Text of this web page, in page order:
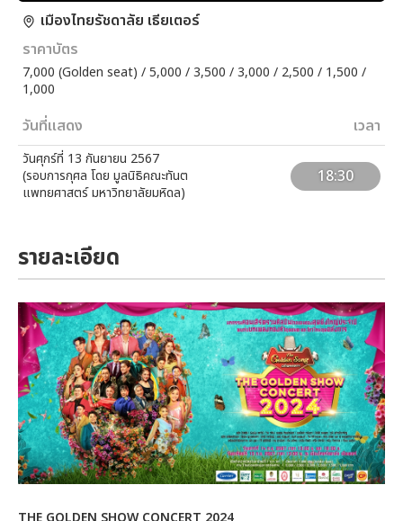
เมืองไทยรัชดาลัย เธียเตอร์
ราคาบัตร
7,000 (Golden seat) / 5,000 / 3,500 / 3,000 / 2,500 / 1,500 /
1,000
วันที่แสดง เวลา
วันศุกร์ที่ 13 กันยายน 2567
(รอบการกุศล โดย มูลนิธิคณะทันต
แพทยศาสตร์ มหาวิทยาลัยมหิดล)
18:30
รายละเอียด